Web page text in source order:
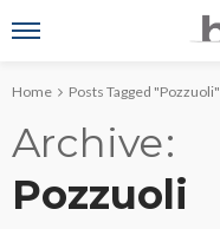
Home Posts Tagged "Pozzuoli"
Archive
Pozzuoli